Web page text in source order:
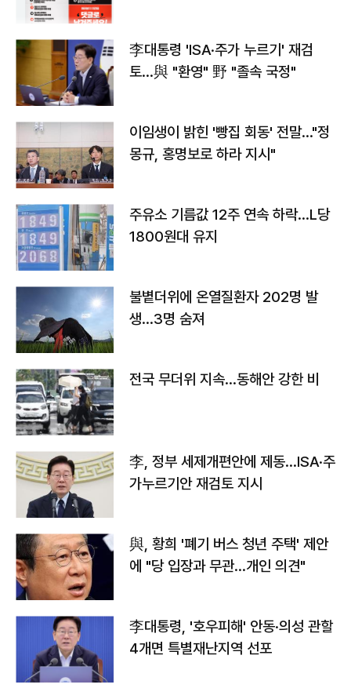
李대통령 'ISA·주가 누르기' 재검
토…與 "환영" 野 "졸속 국정"
이임생이 밝힌 '빵집 회동' 전말…"정
몽규, 홍명보로 하라 지시"
주유소 기름값 12주 연속 하락…L당
1800원대 유지
불볕더위에 온열질환자 202명 발
생…3명 숨져
전국 무더위 지속…동해안 강한 비
李, 정부 세제개편안에 제동…ISA·주
가누르기안 재검토 지시
與, 황희 '폐기 버스 청년 주택' 제안
에 "당 입장과 무관…개인 의견"
李대통령, '호우피해' 안동·의성 관할
4개면 특별재난지역 선포